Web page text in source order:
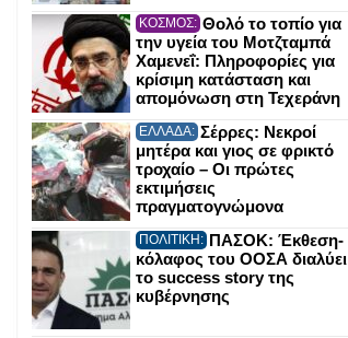
ΚΟΣΜΟΣ: Θολό το τοπίο για
την υγεία του Μοτζταμπά
Χαμενεΐ: Πληροφορίες για
κρίσιμη κατάσταση και
απομόνωση στη Τεχεράνη
ΕΛΛΑΔΑ: Σέρρες: Νεκροί
μητέρα και γιος σε φρικτό
τροχαίο – Οι πρώτες
εκτιμήσεις
πραγματογνώμονα
ΠΟΛΙΤΙΚΗ: ΠΑΣΟΚ: Έκθεση-
κόλαφος του ΟΟΣΑ διαλύει
το success story της
κυβέρνησης